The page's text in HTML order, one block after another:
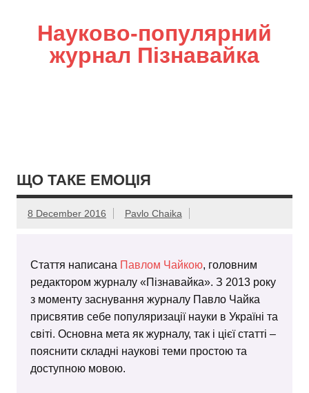
Науково-популярний
журнал Пізнавайка
ЩО ТАКЕ ЕМОЦІЯ
8 December 2016 Pavlo Chaika
Стаття написана Павлом Чайкою, головним
редактором журналу «Пізнавайка». З 2013 року
з моменту заснування журналу Павло Чайка
присвятив себе популяризації науки в Україні та
світі. Основна мета як журналу, так і цієї статті –
пояснити складні наукові теми простою та
доступною мовою.